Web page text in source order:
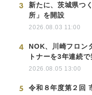
3
新たに、茨城県つ
所」を開設
2026.08.03 11:00
4
NOK、川崎フロン
トナーを3年連続で
2026.08.05 13:00
5
令和８年度第２回